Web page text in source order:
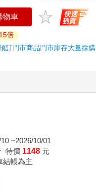
物車
倍
訂門市商品門市庫存大量採購
~2026/10/01
特價 1148 元
帳為主